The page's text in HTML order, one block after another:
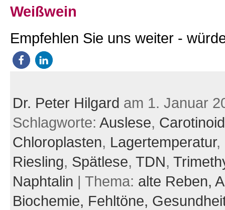
Weißwein
Empfehlen Sie uns weiter -
Dr. Peter Hilgard am 1. Januar
Schlagworte: Auslese,
Chloroplasten, Lagertemperatur,
Riesling, Spätlese, TDN,
Naphtalin | Thema: alte Reben,
Biochemie, Fehltöne,